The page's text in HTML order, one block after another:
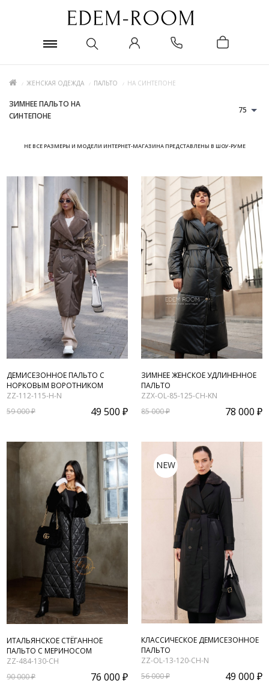
ЖЕНСКАЯ ОДЕЖДА ПАЛЬТО НА СИНТЕПОНЕ
ЗИМНЕЕ ПАЛЬТО НА
СИНТЕПОНЕ
НЕ ВСЕ РАЗМЕРЫ И МОДЕЛИ ИНТЕРНЕТ-МАГАЗИНА ПРЕДСТАВЛЕНЫ В ШОУ-РУМЕ
75
ДЕМИСЕЗОННОЕ ПАЛЬТО С
НОРКОВЫМ ВОРОТНИКОМ
ZZ-112-115-H-N
59 000 ₽
49 500 ₽
ЗИМНЕЕ ЖЕНСКОЕ УДЛИНЕННОЕ
ПАЛЬТО
ZZX-OL-85-125-CH-KN
85 000 ₽
78 000 ₽
ИТАЛЬЯНСКОЕ СТЁГАННОЕ
ПАЛЬТО С МЕРИНОСОМ
ZZ-484-130-CH
90 000 ₽
76 000 ₽
NEW
КЛАССИЧЕСКОЕ ДЕМИСЕЗОННОЕ
ПАЛЬТО
ZZ-OL-13-120-CH-N
56 000 ₽
49 000 ₽